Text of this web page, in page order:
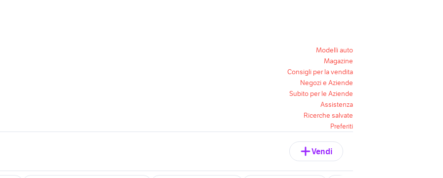
Modelli auto
Magazine
Consigli per la vendita
Negozi e Aziende
Subito per le Aziende
Assistenza
Ricerche salvate
Preferiti
Vendi